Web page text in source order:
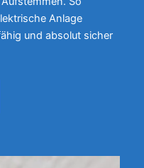
Anlage
und absolut sicher